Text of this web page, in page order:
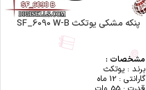
پنکه مشکی یوتکث SF_6090 W-B
مشخصات :
برند : یوتکث
گارانتی : 12 ماه